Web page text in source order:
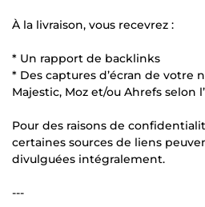
À la livraison, vous recevrez :
* Un rapport de backlinks
* Des captures d’écran de votre
Majestic, Moz et/ou Ahrefs selon
Pour des raisons de
certaines sources de liens
divulguées intégralement.
---